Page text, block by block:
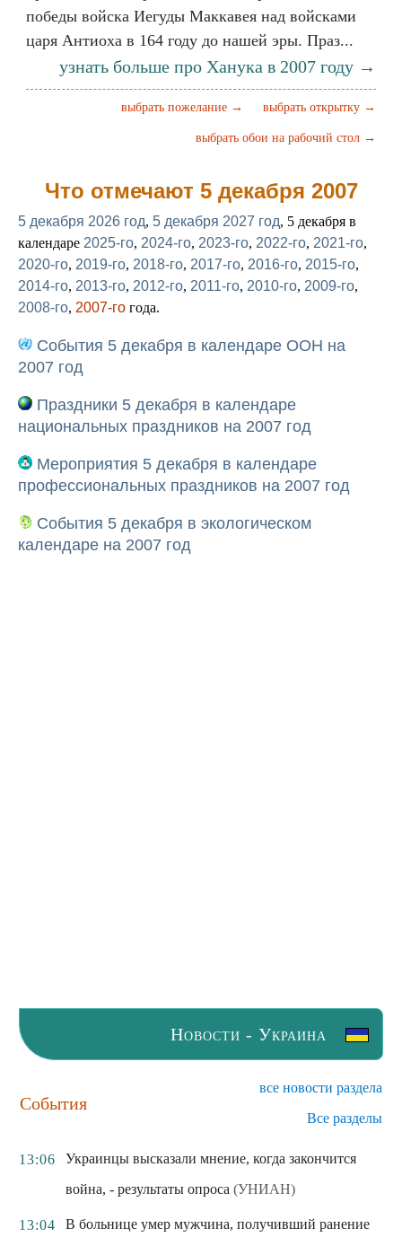
победы войска Иегуды Маккавея над войсками
царя Антиоха в 164 году до нашей эры. Праз...
узнать больше про Ханука в 2007 году →
выбрать открытку →
выбрать пожелание →
выбрать обои на рабочий стол →
Что отмечают 5 декабря 2007
5 декабря 2026 год, 5 декабря 2027 год, 5 декабря в
календаре 2025-го, 2024-го, 2023-го, 2022-го, 2021-го,
2020-го, 2019-го, 2018-го, 2017-го, 2016-го, 2015-го,
2014-го, 2013-го, 2012-го, 2011-го, 2010-го, 2009-го,
2008-го, 2007-го года.
События 5 декабря в календаре ООН на
2007 год
Праздники 5 декабря в календаре
национальных праздников на 2007 год
Мероприятия 5 декабря в календаре
профессиональных праздников на 2007 год
События 5 декабря в экологическом
календаре на 2007 год
Новости - Украина
События
все новости раздела
Все разделы
13:06
Украинцы высказали мнение, когда закончится
война, - результаты опроса (УНИАН)
13:04
В больнице умер мужчина, получивший ранение